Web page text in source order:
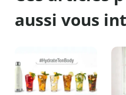
aussi vous